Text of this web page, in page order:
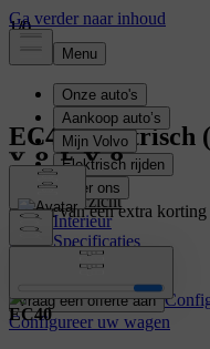
EC40 Elektrisch
Overzicht
Interieur
Specificaties
Kenmerken
Vraag een offerte aan
Configureer uw wagen
Geniet van een extra
Meer weten
EC40
1/0
1/0
1/0